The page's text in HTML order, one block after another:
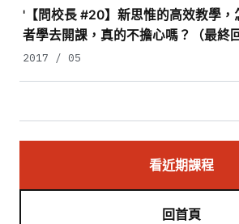
'【問校長 #20】新思惟的高效教學，
者學去開課，真的不擔心嗎？（最終
2017 / 05
看近期課程
回首頁